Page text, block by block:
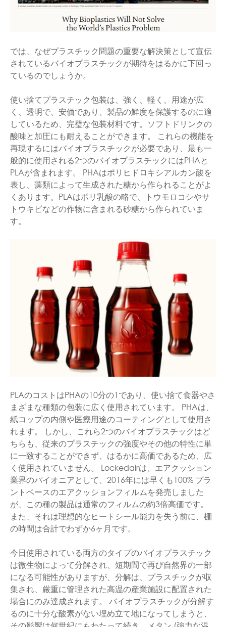
では、なぜプラスチック問題の重要な解決策として宣伝
されているバイオプラスチックが期待をはるかに下回っ
ているのでしょうか。
使い捨てプラスチック包装は、強く、軽く、用途が広
く、透明で、安価であり、製品の鮮度を保護するのに適
しているため、完璧な包装材料です。ソフトドリンクの
酸味と加圧にも耐えることができます。 これらの機能を
再現するにはバイオプラスチックが必要であり、最も一
般的に使用される2つのバイオプラスチックにはPHAと
PLAが含まれます。 PHAはポリヒドロキシアルカン酸を
表し、藻類によって生成された糖から作られることがよ
くあります。PLAはポリ乳酸の略で、トウモロコシやサ
トウキビなどの作物に含まれる砂糖から作られていま
す。
PLAのコストはPHAの10分の1であり、使い捨て食器やさ
まざまな種類の包装に広く使用されています。 PHAは、
紙コップの内側や医療用途のコーティングとして使用さ
れます。 しかし、これら2つのバイオプラスチックはど
ちらも、従来のプラスチックの強度やその他の特性に単
に一致することができず、はるかに高価であるため、広
く使用されていません。 Lockedairは、エアクッション
業界のパイオニアとして、2016年には早くも100% プラ
ントベースのエアクッションフィルムを発売しました
が、この種の製品は通常のフィルムの約3倍高価です。
また、それは理想的なヒートシール能力を失う前に、棚
の時間は合計でわずか6ヶ月です。
今日使用されている両方のタイプのバイオプラスチック
は微生物によって分解され、短期間で再び自然界の一部
になる可能性がありますが、分解は、プラスチックが収
集され、厳重に管理された高温の産業施設に配置された
場合にのみ達成されます。 バイオプラスチックが分解す
るのに十分な酸素がない埋め立て地になってしまうと、